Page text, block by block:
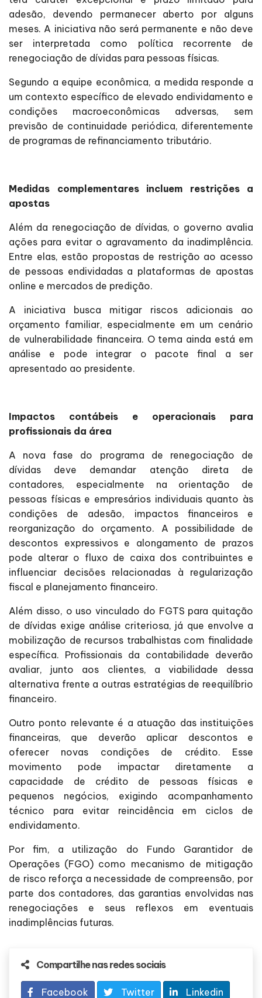
adesão, devendo permanecer aberto por alguns
meses. A iniciativa não será permanente e não deve
ser interpretada como política recorrente de
renegociação de dívidas para pessoas físicas.
Segundo a equipe econômica, a medida responde a
um contexto específico de elevado endividamento e
condições macroeconômicas adversas, sem
previsão de continuidade periódica, diferentemente
de programas de refinanciamento tributário.
Medidas complementares incluem restrições a
apostas
Além da renegociação de dívidas, o governo avalia
ações para evitar o agravamento da inadimplência.
Entre elas, estão propostas de restrição ao acesso
de pessoas endividadas a plataformas de apostas
online e mercados de predição.
A iniciativa busca mitigar riscos adicionais ao
orçamento familiar, especialmente em um cenário
de vulnerabilidade financeira. O tema ainda está em
análise e pode integrar o pacote final a ser
apresentado ao presidente.
Impactos contábeis e operacionais para
profissionais da área
A nova fase do programa de renegociação de
dívidas deve demandar atenção direta de
contadores, especialmente na orientação de
pessoas físicas e empresários individuais quanto às
condições de adesão, impactos financeiros e
reorganização do orçamento. A possibilidade de
descontos expressivos e alongamento de prazos
pode alterar o fluxo de caixa dos contribuintes e
influenciar decisões relacionadas à regularização
fiscal e planejamento financeiro.
Além disso, o uso vinculado do FGTS para quitação
de dívidas exige análise criteriosa, já que envolve a
mobilização de recursos trabalhistas com finalidade
específica. Profissionais da contabilidade deverão
avaliar, junto aos clientes, a viabilidade dessa
alternativa frente a outras estratégias de reequilíbrio
financeiro.
Outro ponto relevante é a atuação das instituições
financeiras, que deverão aplicar descontos e
oferecer novas condições de crédito. Esse
movimento pode impactar diretamente a
capacidade de crédito de pessoas físicas e
pequenos negócios, exigindo acompanhamento
técnico para evitar reincidência em ciclos de
endividamento.
Por fim, a utilização do Fundo Garantidor de
Operações (FGO) como mecanismo de mitigação
de risco reforça a necessidade de compreensão, por
parte dos contadores, das garantias envolvidas nas
renegociações e seus reflexos em eventuais
inadimplências futuras.
Compartilhe nas redes sociais
Facebook Twitter Linkedin